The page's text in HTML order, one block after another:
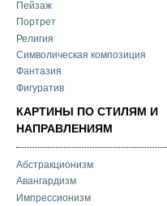
Пейзаж
Портрет
Религия
Символическая композиция
Фантазия
Фигуратив
КАРТИНЫ ПО СТИЛЯМ И
НАПРАВЛЕНИЯМ
Абстракционизм
Авангардизм
Импрессионизм